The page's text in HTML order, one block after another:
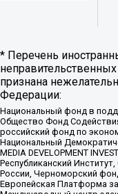
* Перечень
признана
Федерации:
Национальный фонд в
Общество Фонд
российский фонд по
Национальный
MEDIA DEVELOPMENT
Республиканский
России, Черноморский
Европейская Платформа